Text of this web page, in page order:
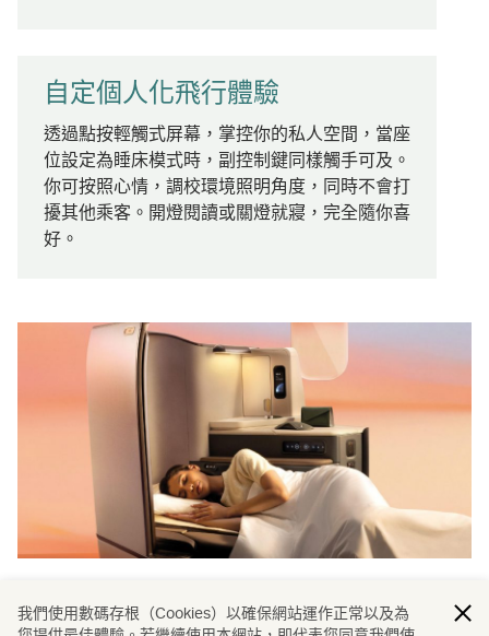
自定個人化飛行體驗
透過點按輕觸式屏幕，掌控你的私人空間，當座
位設定為睡床模式時，副控制鍵同樣觸手可及。
你可按照心情，調校環境照明角度，同時不會打
擾其他乘客。開燈閱讀或關燈就寢，完全隨你喜
好。
超越座椅的匠心
我們使用數碼存根（Cookies）以確保網站運作正常以及為